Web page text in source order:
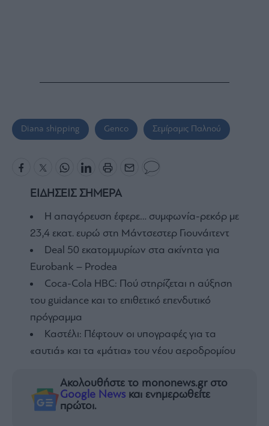
Diana shipping Genco Σεμίραμις Παληού
ΕΙΔΗΣΕΙΣ ΣΗΜΕΡΑ
Η απαγόρευση έφερε… συμφωνία-ρεκόρ με
23,4 εκατ. ευρώ στη Μάντσεστερ Γιουνάιτεντ
Deal 50 εκατομμυρίων στα ακίνητα για
Eurobank – Prodea
Coca-Cola HBC: Πού στηρίζεται η αύξηση
του guidance και το επιθετικό επενδυτικό
πρόγραμμα
Καστέλι: Πέφτουν οι υπογραφές για τα
«αυτιά» και τα «μάτια» του νέου αεροδρομίου
Ακολουθήστε το mononews.gr στο
Google News και ενημερωθείτε
πρώτοι.